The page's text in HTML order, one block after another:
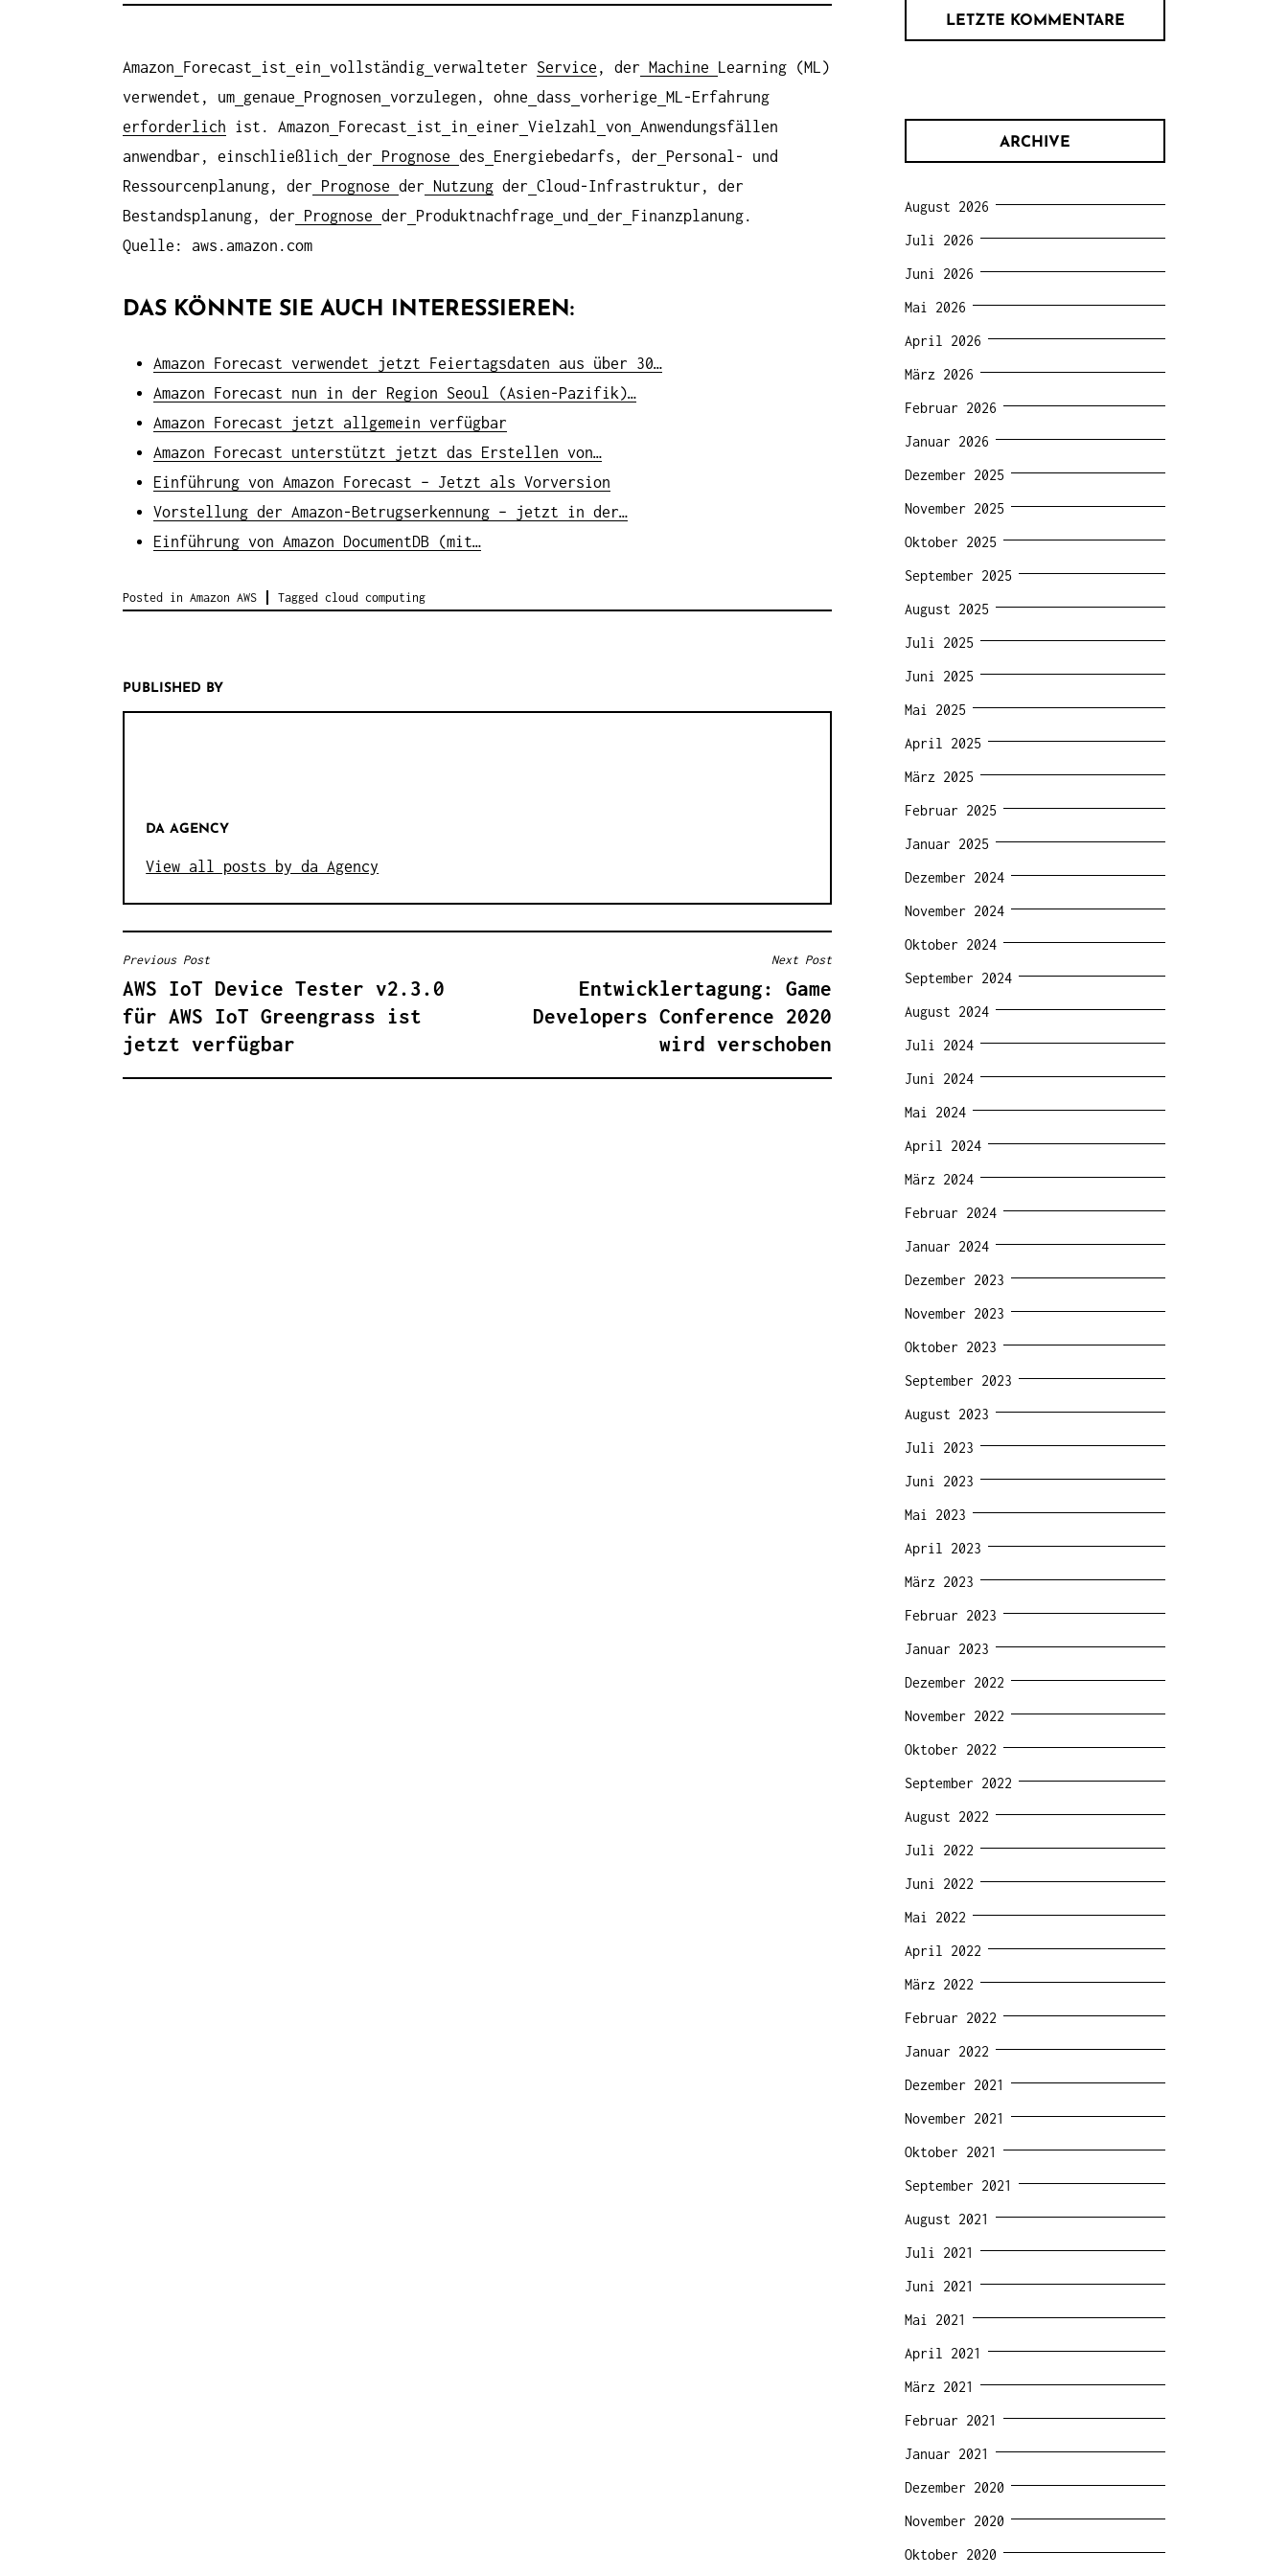
Amazon Forecast ist ein vollständig verwalteter Service , der Machine
Learning (ML)
verwendet, um genaue Prognosen vorzulegen, ohne dass vorherige
ML-Erfahrung
erforderlich ist. Amazon Forecast ist in einer Vielzahl von Anwendungsfällen
anwendbar, einschließlich der Prognose des Energiebedarfs, der
Personal- und
Ressourcenplanung, der
Prognose der Nutzung der Cloud-Infrastruktur, der
Bestandsplanung, der
Prognose der Produktnachfrage und der
Finanzplanung.
Quelle: aws.amazon.com
DAS KÖNNTE SIE AUCH INTERESSIEREN:
Amazon Forecast verwendet jetzt Feiertagsdaten aus über 30…
Amazon Forecast nun in der Region Seoul (Asien-Pazifik)…
Amazon Forecast jetzt allgemein verfügbar
Amazon Forecast unterstützt jetzt das Erstellen von…
Einführung von Amazon Forecast – Jetzt als Vorversion
Vorstellung der Amazon-Betrugserkennung – jetzt in der…
Einführung von Amazon DocumentDB (mit…
Posted in Amazon AWS Tagged cloud computing
PUBLISHED BY
DA AGENCY
View all posts by da Agency
B
E
I
T
Previous Post
AWS IoT Device Tester v2.3.0
für AWS IoT Greengrass ist
jetzt verfügbar
Next Post
Entwicklertagung: Game
Developers Conference 2020
wird verschoben
LETZTE KOMMENTARE
ARCHIVE
August 2026
Juli 2026
Juni 2026
Mai 2026
April 2026
März 2026
Februar 2026
Januar 2026
Dezember 2025
November 2025
Oktober 2025
September 2025
August 2025
Juli 2025
Juni 2025
Mai 2025
April 2025
März 2025
Februar 2025
Januar 2025
Dezember 2024
November 2024
Oktober 2024
September 2024
August 2024
Juli 2024
Juni 2024
Mai 2024
April 2024
März 2024
Februar 2024
Januar 2024
Dezember 2023
November 2023
Oktober 2023
September 2023
August 2023
Juli 2023
Juni 2023
Mai 2023
April 2023
März 2023
Februar 2023
Januar 2023
Dezember 2022
November 2022
Oktober 2022
September 2022
August 2022
Juli 2022
Juni 2022
Mai 2022
April 2022
März 2022
Februar 2022
Januar 2022
Dezember 2021
November 2021
Oktober 2021
September 2021
August 2021
Juli 2021
Juni 2021
Mai 2021
April 2021
März 2021
Februar 2021
Januar 2021
Dezember 2020
November 2020
Oktober 2020